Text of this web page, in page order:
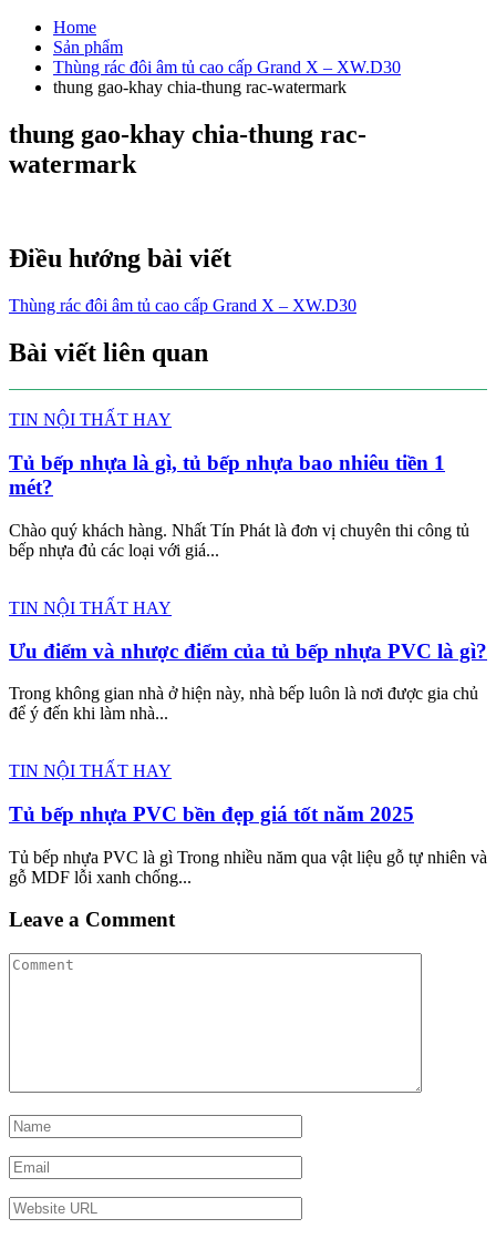
Home
Sản phẩm
Thùng rác đôi âm tủ cao cấp Grand X – XW.D30
thung gao-khay chia-thung rac-watermark
thung gao-khay chia-thung rac-
watermark
Điều hướng bài viết
Thùng rác đôi âm tủ cao cấp Grand X – XW.D30
Bài viết liên quan
TIN NỘI THẤT HAY
Tủ bếp nhựa là gì, tủ bếp nhựa bao nhiêu tiền 1
mét?
Chào quý khách hàng. Nhất Tín Phát là đơn vị chuyên thi công tủ
bếp nhựa đủ các loại với giá...
TIN NỘI THẤT HAY
Ưu điểm và nhược điểm của tủ bếp nhựa PVC là gì?
Trong không gian nhà ở hiện này, nhà bếp luôn là nơi được gia chủ
để ý đến khi làm nhà...
TIN NỘI THẤT HAY
Tủ bếp nhựa PVC bền đẹp giá tốt năm 2025
Tủ bếp nhựa PVC là gì Trong nhiều năm qua vật liệu gỗ tự nhiên và
gỗ MDF lỗi xanh chống...
Leave a Comment